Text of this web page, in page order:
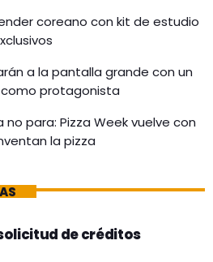
coreano con kit de estudio
a la pantalla grande con un
protagonista
para: Pizza Week vuelve con
la pizza
de créditos